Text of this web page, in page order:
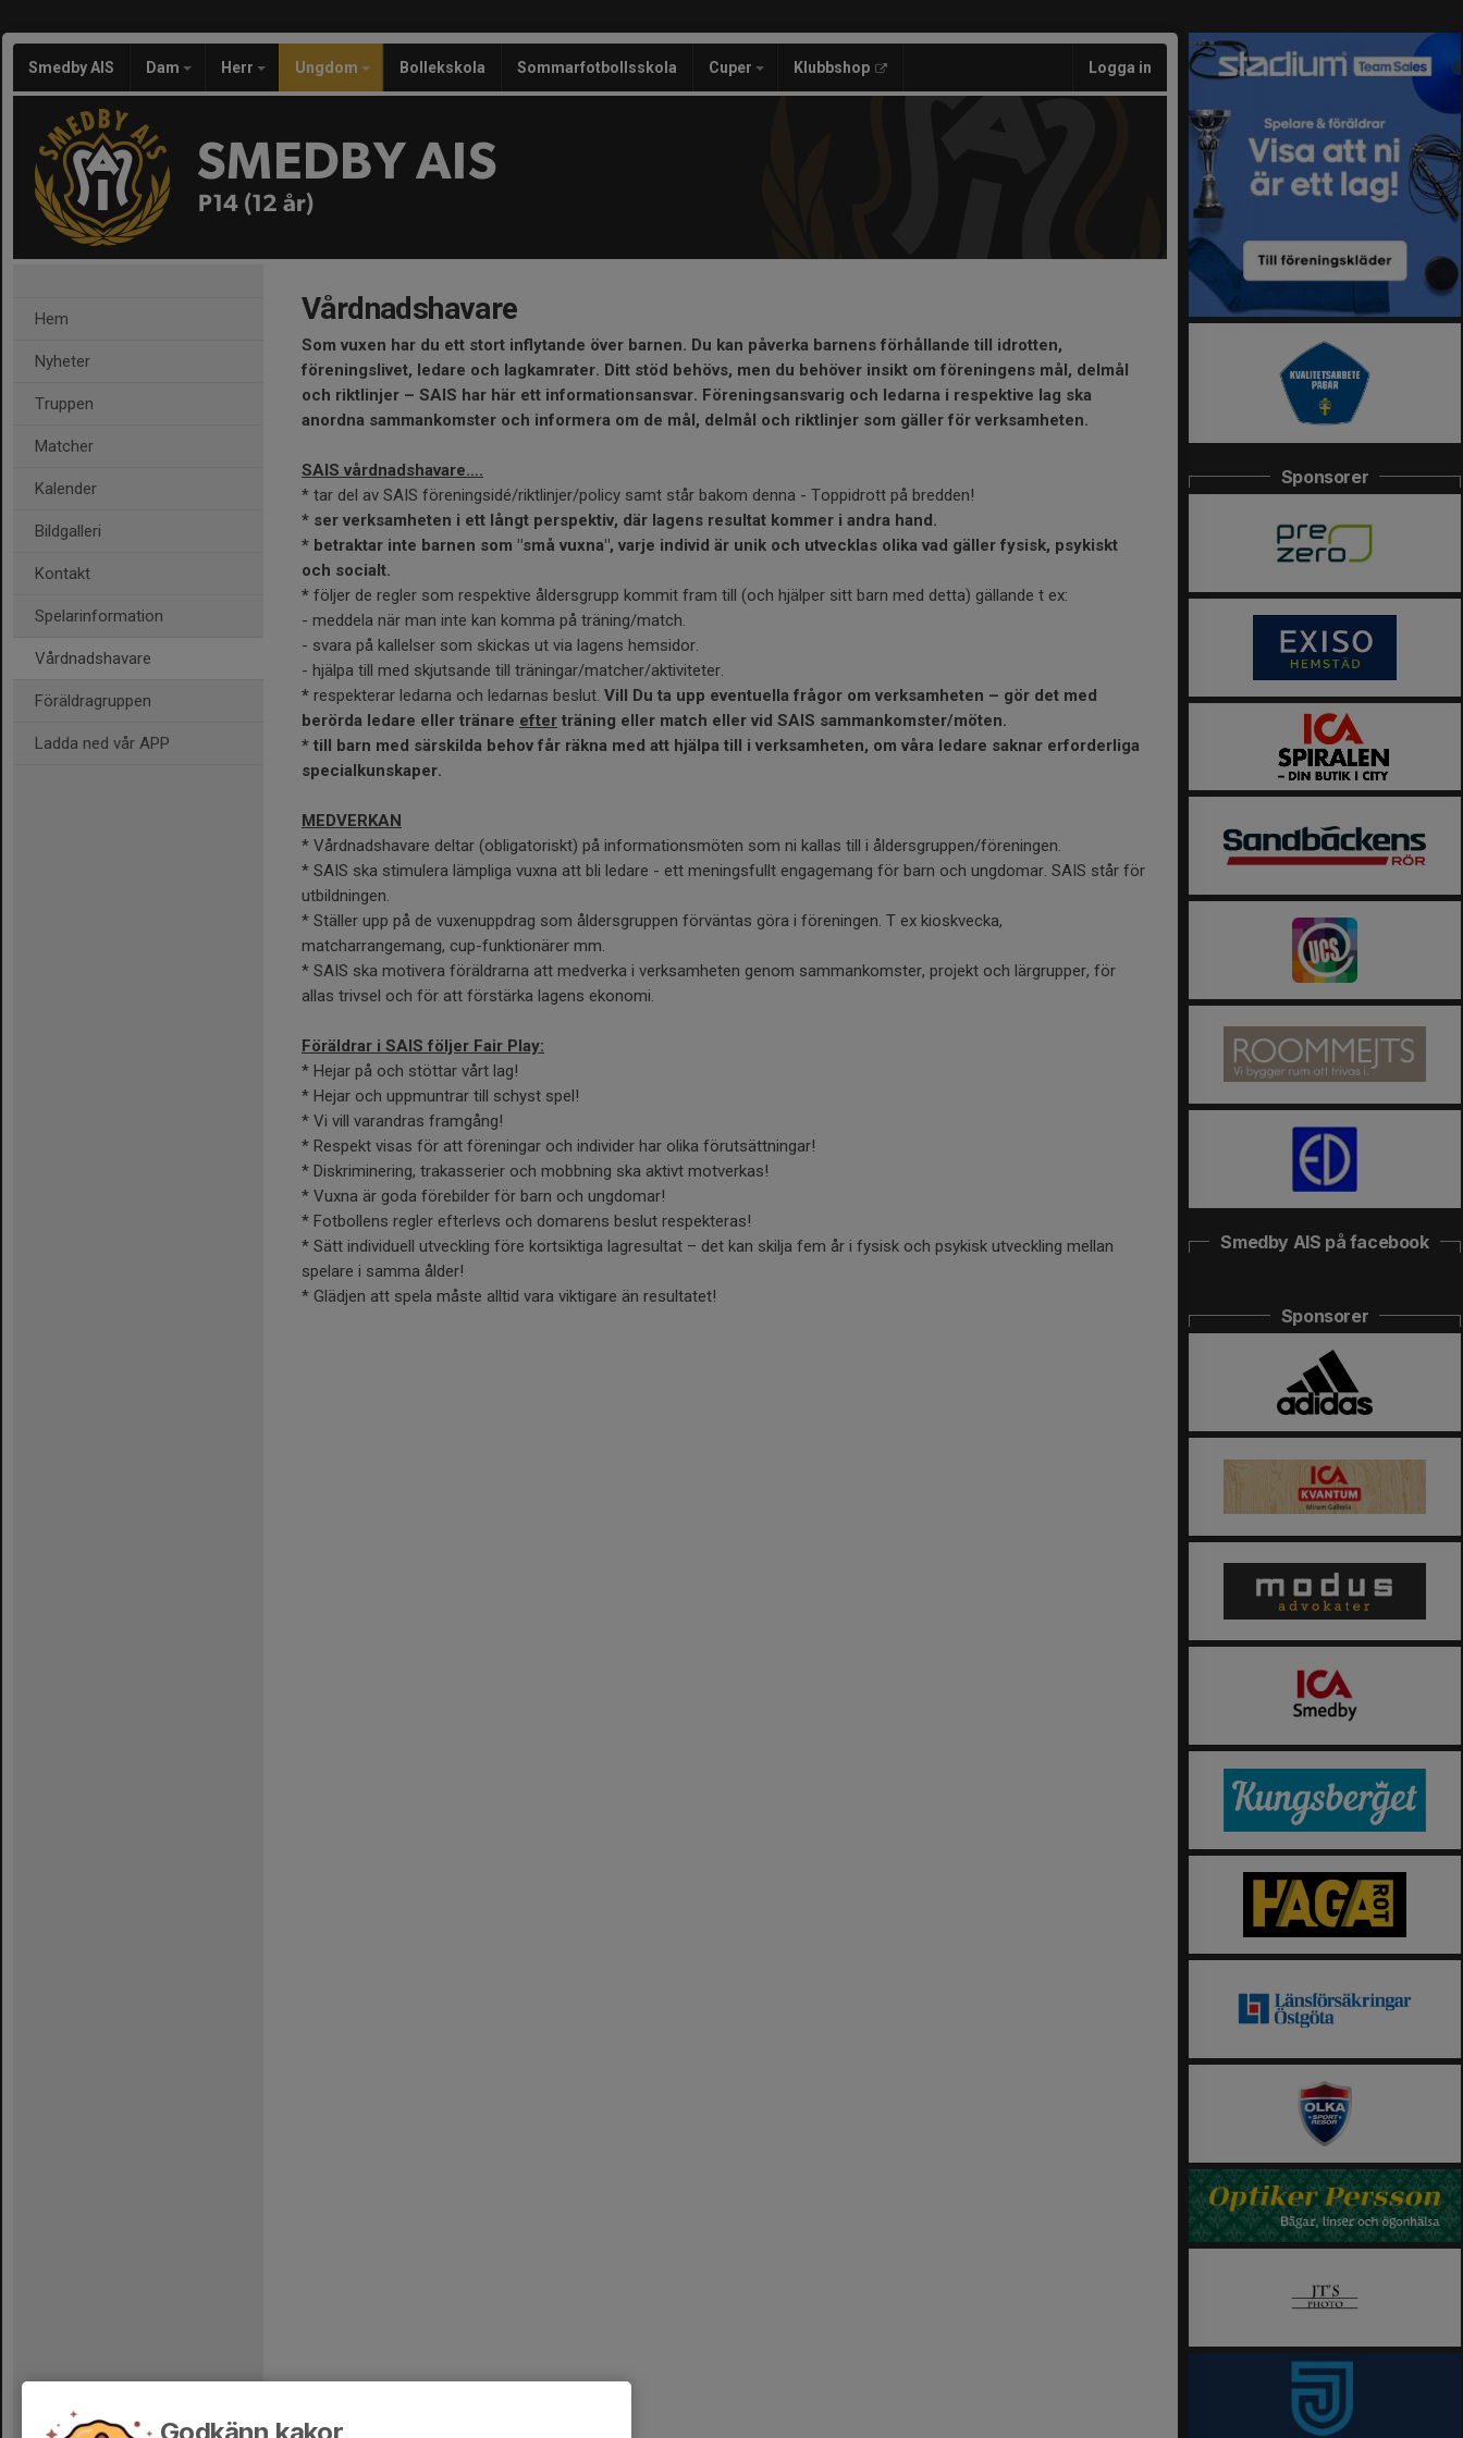
Smedby AIS Dam Herr Ungdom Bollekskola Sommarfotbollsskola Cuper Klubbshop Logga in
SMEDBY AIS
P14 (12 år)
Hem
Nyheter
Truppen
Matcher
Kalender
Bildgalleri
Kontakt
Spelarinformation
Vårdnadshavare
Föräldragruppen
Ladda ned vår APP
Vårdnadshavare
Som vuxen har du ett stort inflytande över barnen. Du kan påverka barnens förhållande till idrotten,
föreningslivet, ledare och lagkamrater. Ditt stöd behövs, men du behöver insikt om föreningens mål, delmål
och riktlinjer – SAIS har här ett informationsansvar. Föreningsansvarig och ledarna i respektive lag ska
anordna sammankomster och informera om de mål, delmål och riktlinjer som gäller för verksamheten.
SAIS vårdnadshavare….
* tar del av SAIS föreningsidé/riktlinjer/policy samt står bakom denna - Toppidrott på bredden!
* ser verksamheten i ett långt perspektiv, där lagens resultat kommer i andra hand.
* betraktar inte barnen som "små vuxna", varje individ är unik och utvecklas olika vad gäller fysisk, psykiskt
och socialt.
* följer de regler som respektive åldersgrupp kommit fram till (och hjälper sitt barn med detta) gällande t ex:
- meddela när man inte kan komma på träning/match.
- svara på kallelser som skickas ut via lagens hemsidor.
- hjälpa till med skjutsande till träningar/matcher/aktiviteter.
* respekterar ledarna och ledarnas beslut. Vill Du ta upp eventuella frågor om verksamheten – gör det med
berörda ledare eller tränare efter träning eller match eller vid SAIS sammankomster/möten.
* till barn med särskilda behov får räkna med att hjälpa till i verksamheten, om våra ledare saknar erforderliga
specialkunskaper.
MEDVERKAN
* Vårdnadshavare deltar (obligatoriskt) på informationsmöten som ni kallas till i åldersgruppen/föreningen.
* SAIS ska stimulera lämpliga vuxna att bli ledare - ett meningsfullt engagemang för barn och ungdomar. SAIS står för
utbildningen.
* Ställer upp på de vuxenuppdrag som åldersgruppen förväntas göra i föreningen. T ex kioskvecka,
matcharrangemang, cup-funktionärer mm.
* SAIS ska motivera föräldrarna att medverka i verksamheten genom sammankomster, projekt och lärgrupper, för
allas trivsel och för att förstärka lagens ekonomi.
Föräldrar i SAIS följer Fair Play:
* Hejar på och stöttar vårt lag!
* Hejar och uppmuntrar till schyst spel!
* Vi vill varandras framgång!
* Respekt visas för att föreningar och individer har olika förutsättningar!
* Diskriminering, trakasserier och mobbning ska aktivt motverkas!
* Vuxna är goda förebilder för barn och ungdomar!
* Fotbollens regler efterlevs och domarens beslut respekteras!
* Sätt individuell utveckling före kortsiktiga lagresultat – det kan skilja fem år i fysisk och psykisk utveckling mellan
spelare i samma ålder!
* Glädjen att spela måste alltid vara viktigare än resultatet!
Sponsorer
Smedby AIS på facebook
Sponsorer